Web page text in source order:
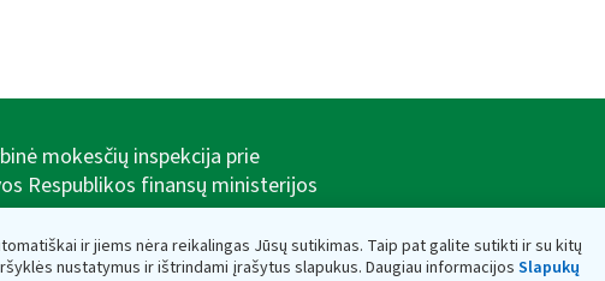
ir jiems nėra reikalingas Jūsų sutikimas. Taip pat galite sutikti ir su kitų
nustatymus ir ištrindami įrašytus slapukus. Daugiau informacijos Slapukų
mokesčių inspekcija prie
Respublikos finansų ministerijos
16-osios g. 14, 01107 Vilnius, Lietuva,
vmi@vmi.lt, E. pristatymo dėžutės adresas